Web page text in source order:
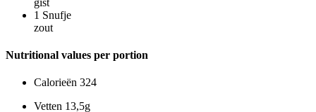
1 Snufje
zout
Nutritional values per portion
Calorieën 324
Vetten 13,5g